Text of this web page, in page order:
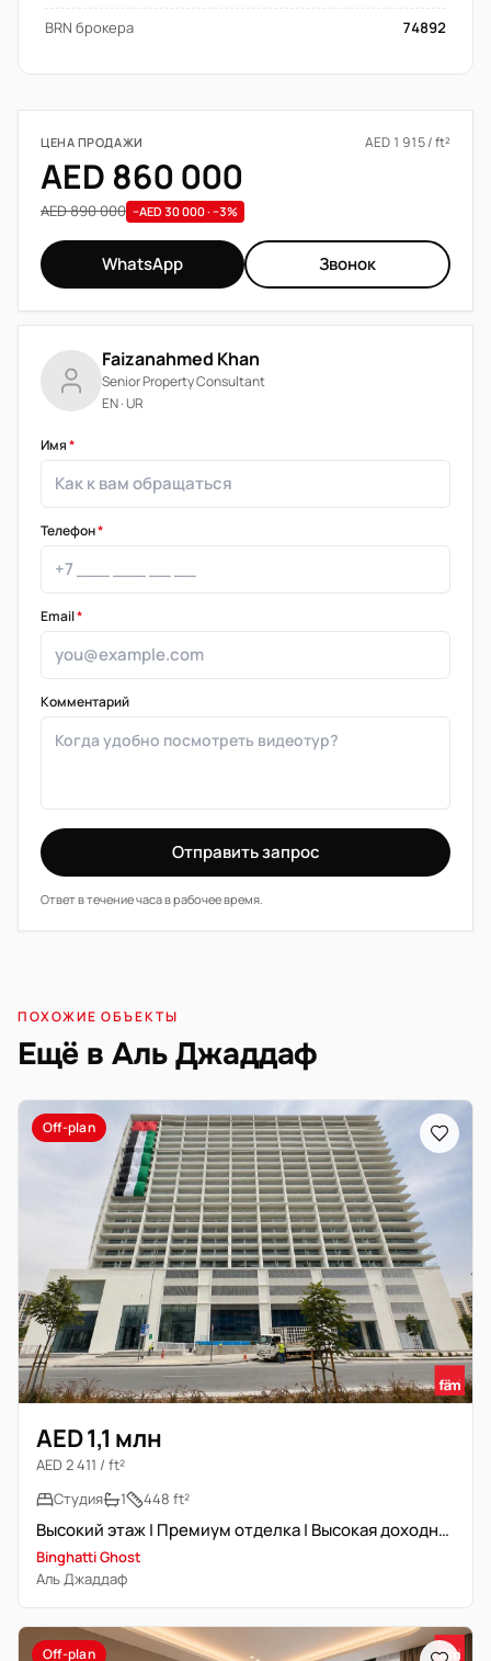
BRN брокера
74892
ЦЕНА ПРОДАЖИ AED 1 915 / ft²
AED 860 000
AED 890 000 −AED 30 000 · −3%
WhatsApp Звонок
Faizanahmed Khan
Senior Property Consultant
EN · UR
Имя*
Телефон*
Email*
Комментарий
Отправить запрос
Ответ в течение часа в рабочее время.
ПОХОЖИЕ ОБЪЕКТЫ
Ещё в Аль Джаддаф
Off-plan
AED 1,1 млн
AED 2 411 / ft²
Студия
1 448 ft²
Высокий этаж | Премиум отделка | Высокая доходность
Binghatti Ghost
Аль Джаддаф
Off-plan